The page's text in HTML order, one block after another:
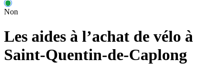
Non
Les aides à l’achat de vélo à
Saint-Quentin-de-Caplong